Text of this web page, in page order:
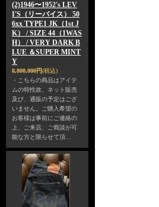
(2)1946〜1952's LEV
I'S（リーバイス） 50
6xx TYPE1 JK（1st J
K） / SIZE 44（1WAS
H） / VERY DARK B
LUE ＆SUPER MINT
Y
8,800,000円(税込)
・こちらの商品はアイテ
ムの特性故、ネット販売
及び、通販の予定はござ
いません。ご購入希望の
お客様は事前にご連絡の
上、ご来店、ご商談が可
能な方と限らせて頂…